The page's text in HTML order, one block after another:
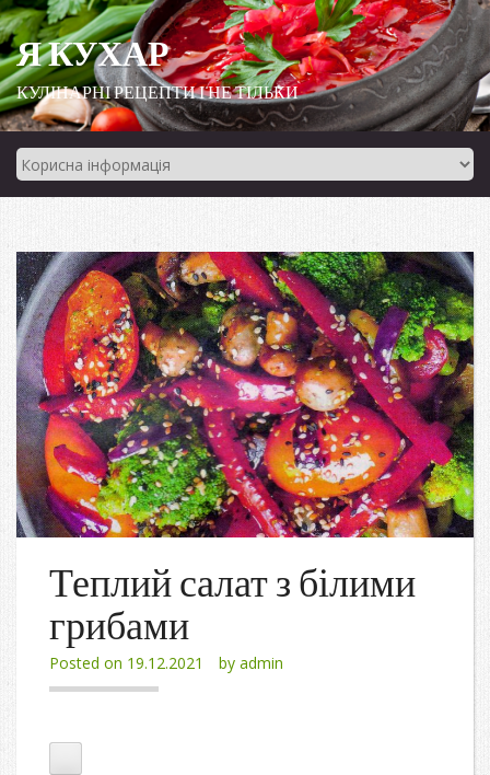
Я КУХАР
КУЛІНАРНІ РЕЦЕПТИ І НЕ ТІЛЬКИ
Теплий салат з білими
грибами
Posted on 19.12.2021 by admin